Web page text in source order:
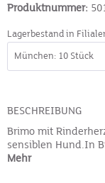
Produktnummer:
Lagerbestand in
BESCHREIBUNG
Brimo mit
sensiblen Hund.In
Mehr